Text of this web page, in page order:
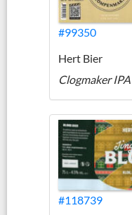
#99350
Hert Bier
Clogmaker IPA
#118739